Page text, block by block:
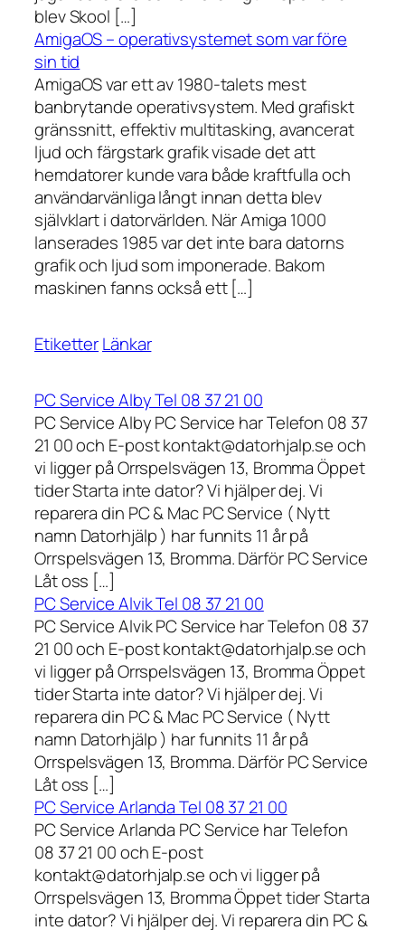
blev Skool […]
AmigaOS – operativsystemet som var före
sin tid
AmigaOS var ett av 1980-talets mest
banbrytande operativsystem. Med grafiskt
gränssnitt, effektiv multitasking, avancerat
ljud och färgstark grafik visade det att
hemdatorer kunde vara både kraftfulla och
användarvänliga långt innan detta blev
självklart i datorvärlden. När Amiga 1000
lanserades 1985 var det inte bara datorns
grafik och ljud som imponerade. Bakom
maskinen fanns också ett […]
EtiketterLänkar
PC Service Alby Tel 08 37 21 00
PC Service Alby PC Service har Telefon 08 37
21 00 och E-post kontakt@datorhjalp.se och
vi ligger på Orrspelsvägen 13, Bromma Öppet
tider Starta inte dator? Vi hjälper dej. Vi
reparera din PC & Mac PC Service ( Nytt
namn Datorhjälp ) har funnits 11 år på
Orrspelsvägen 13, Bromma. Därför PC Service
Låt oss […]
PC Service Alvik Tel 08 37 21 00
PC Service Alvik PC Service har Telefon 08 37
21 00 och E-post kontakt@datorhjalp.se och
vi ligger på Orrspelsvägen 13, Bromma Öppet
tider Starta inte dator? Vi hjälper dej. Vi
reparera din PC & Mac PC Service ( Nytt
namn Datorhjälp ) har funnits 11 år på
Orrspelsvägen 13, Bromma. Därför PC Service
Låt oss […]
PC Service Arlanda Tel 08 37 21 00
PC Service Arlanda PC Service har Telefon
08 37 21 00 och E-post
kontakt@datorhjalp.se och vi ligger på
Orrspelsvägen 13, Bromma Öppet tider Starta
inte dator? Vi hjälper dej. Vi reparera din PC &